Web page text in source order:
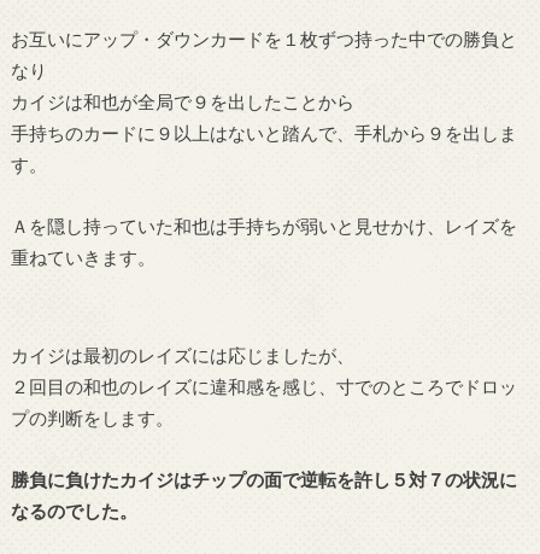
お互いにアップ・ダウンカードを１枚ずつ持った中での勝負と
なり
カイジは和也が全局で９を出したことから
手持ちのカードに９以上はないと踏んで、手札から９を出しま
す。
Ａを隠し持っていた和也は手持ちが弱いと見せかけ、レイズを
重ねていきます。
カイジは最初のレイズには応じましたが、
２回目の和也のレイズに違和感を感じ、寸でのところでドロッ
プの判断をします。
勝負に負けたカイジはチップの面で逆転を許し５対７の状況に
なるのでした。